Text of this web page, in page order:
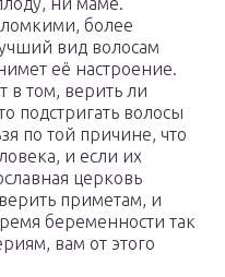
более
вид волосам
её настроение.
в том, верить ли
подстригать волосы
по той причине, что
и если их
церковь
приметам, и
беременности так
вам от этого